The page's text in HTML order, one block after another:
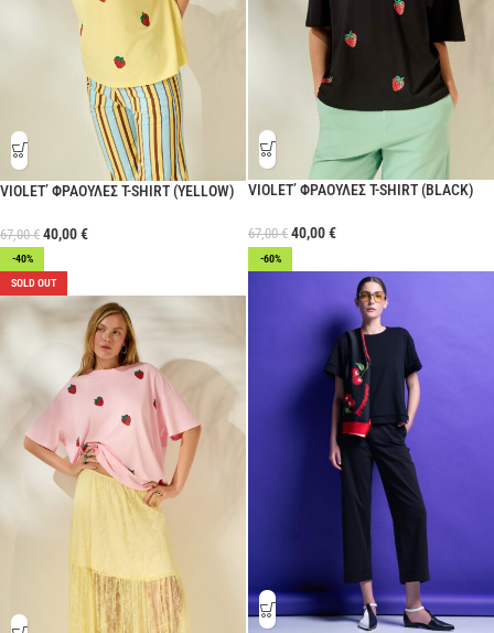
VIOLET’ ΦΡΑΟΥΛΕΣ T-SHIRT (YELLOW)
67,00€ 40,00€
VIOLET’ ΦΡΑΟΥΛΕΣ T-SHIRT (BLACK)
67,00€ 40,00€
-40%
SOLD OUT
-60%